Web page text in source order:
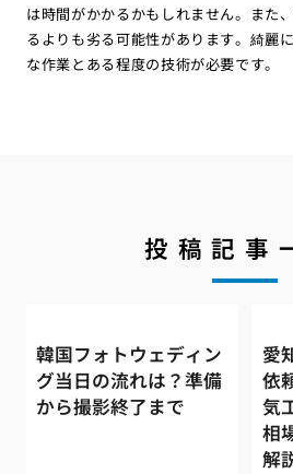
は時間がかかるかもしれません。また
るよりも劣る可能性があります。綺麗
な作業とある程度の技術が必要です。
投稿記事
韓国フォトウェディン
グ当日の流れは？準備
から撮影終了まで
愛
依
気
相
解